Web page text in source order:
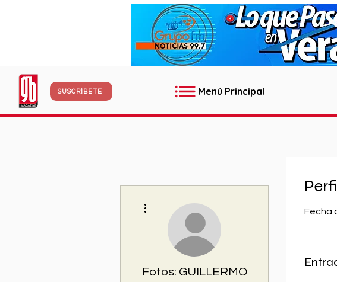
SUSCRÍBETE Menú Principal
Fecha
Fotos: GUILLERMO